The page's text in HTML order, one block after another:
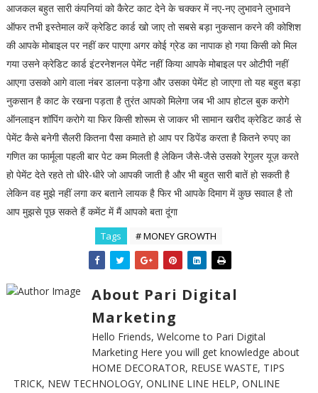
आजकल बहुत सारी कंपनियां को कैरेट काट देने के चक्कर में नए-नए लुभावने लुभावने
ऑफर तभी इस्तेमाल करें क्रेडिट कार्ड खो जाए तो सबसे बड़ा नुकसान करने की कोशिश
की आपके मोबाइल पर नहीं कर पाएगा अगर कोई ग्रेड का नापाक हो गया किसी को मिल
गया उसने क्रेडिट कार्ड इंटरनेशनल पेमेंट नहीं किया आपके मोबाइल पर ओटीपी नहीं
आएगा उसको आगे वाला नंबर डालना पड़ेगा और उसका पेमेंट हो जाएगा तो यह बहुत बड़ा
नुकसान है काट के रखना पड़ता है तुरंत आपको मिलेगा जब भी आप होटल बुक करोगे
ऑनलाइन शॉपिंग करोगे या फिर किसी शोरूम से जाकर भी सामान खरीद क्रेडिट कार्ड से
पेमेंट कैसे बनेगी सैलरी कितना पैसा कमाते हो आप पर डिपेंड करता है कितने रुपए का
गणित का फार्मूला पहली बार पेट कम मिलती है लेकिन जैसे-जैसे उसको रेगुलर यूज़ करते
हो पेमेंट देते रहते तो धीरे-धीरे जो आपकी जाती है और भी बहुत सारी बातें हो सकती है
लेकिन वह मुझे नहीं लगा कर बताने लायक है फिर भी आपके दिमाग में कुछ सवाल है तो
आप मुझसे पूछ सकते हैं कमेंट में मैं आपको बता दूंगा
Tags # MONEY GROWTH
About Pari Digital
Marketing
Hello Friends, Welcome to Pari Digital
Marketing Here you will get knowledge about
HOME DECORATOR, REUSE WASTE, TIPS
TRICK, NEW TECHNOLOGY, ONLINE LINE HELP, ONLINE